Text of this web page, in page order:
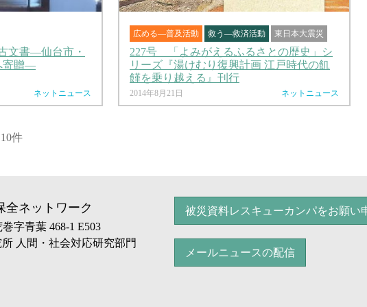
文書―仙台市・
寄贈―
ネットニュース
広める―普及活動 救う―救済活動 東日本大震災
227号 「よみがえるふるさとの歴史」シ
リーズ『湯けむり復興計画 江戸時代の飢
饉を乗り越える』刊行
2014年8月21日 ネットニュース
件
全ネットワーク
字青葉 468-1 E503
人間・社会対応研究部門
被災資料レスキューカンパをお願い
メールニュースの配信